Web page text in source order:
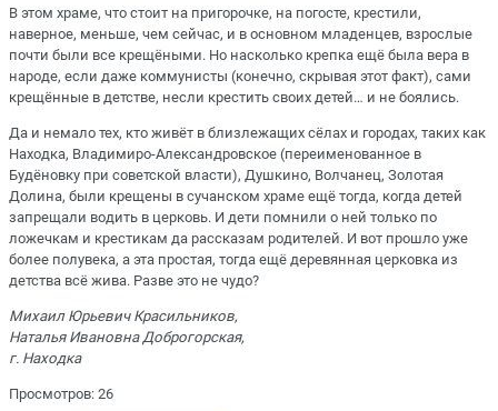
В этом храме, что стоит на пригорочке, на погосте, крестили,
наверное, меньше, чем сейчас, и в основном младенцев, взрослые
почти были все крещёными. Но насколько крепка ещё была вера в
народе, если даже коммунисты (конечно, скрывая этот факт), сами
крещённые в детстве, несли крестить своих детей… и не боялись.
Да и немало тех, кто живёт в близлежащих сёлах и городах, таких как
Находка, Владимиро-Александровское (переименованное в
Будёновку при советской власти), Душкино, Волчанец, Золотая
Долина, были крещены в сучанском храме ещё тогда, когда детей
запрещали водить в церковь. И дети помнили о ней только по
ложечкам и крестикам да рассказам родителей. И вот прошло уже
более полувека, а эта простая, тогда ещё деревянная церковка из
детства всё жива. Разве это не чудо?
Михаил Юрьевич Красильников,
Наталья Ивановна Доброгорская,
г. Находка
Просмотров: 26